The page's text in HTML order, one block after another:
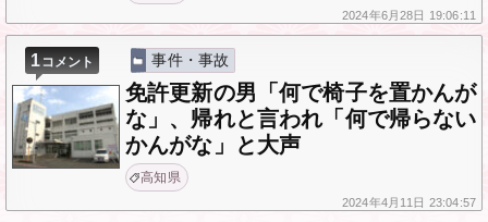
2024年6月28日 19:06:11
1コメント 事件・事故
免許更新の男「何で椅子を置かんが
な」、帰れと言われ「何で帰らない
かんがな」と大声
高知県
2024年4月11日 23:04:57